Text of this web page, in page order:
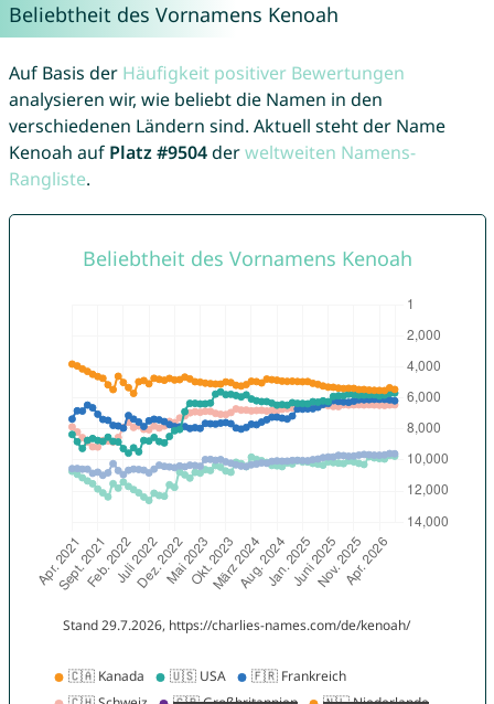
Beliebtheit des Vornamens Kenoah
Auf Basis der Häufigkeit positiver Bewertungen
analysieren wir, wie beliebt die Namen in den
verschiedenen Ländern sind. Aktuell steht der Name
Kenoah auf Platz #9504derweltweiten Namens-
Rangliste.